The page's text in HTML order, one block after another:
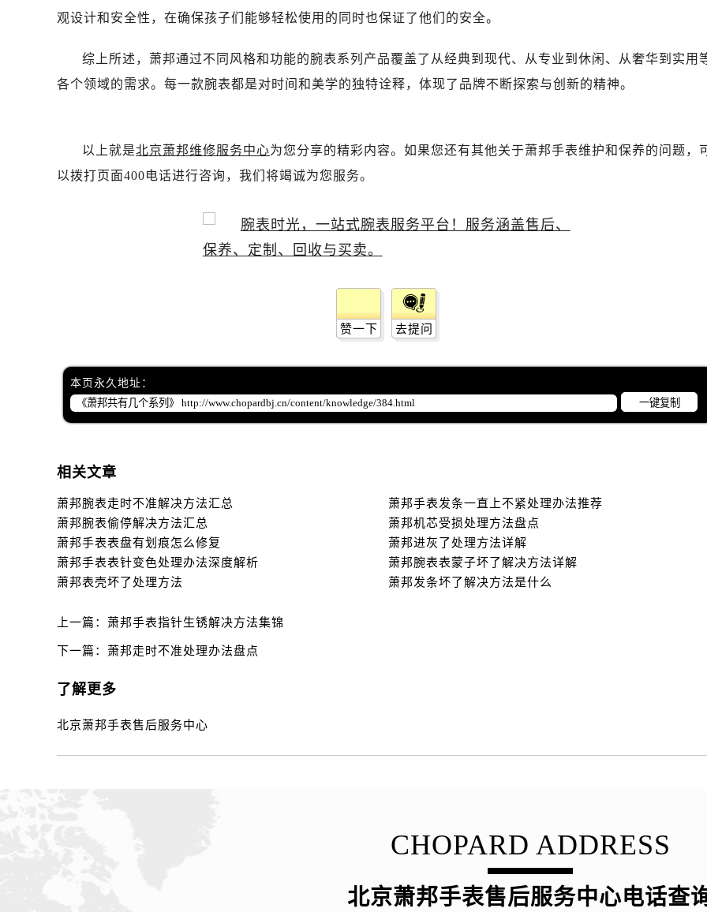
观设计和安全性，在确保孩子们能够轻松使用的同时也保证了他们的安全。
综上所述，萧邦通过不同风格和功能的腕表系列产品覆盖了从经典到现代、从专业到休闲、从奢华到实用
各个领域的需求。每一款腕表都是对时间和美学的独特诠释，体现了品牌不断探索与创新的精神。
以上就是北京萧邦维修服务中心为您分享的精彩内容。如果您还有其他关于萧邦手表维护和保养的问题，
以拨打页面400电话进行咨询，我们将竭诚为您服务。
赞一下 去提问
本页永久地址：
一键复制
相关文章
萧邦腕表走时不准解决方法汇总
萧邦手表发条一直上不紧处理办法推荐
萧邦腕表偷停解决方法汇总
萧邦机芯受损处理方法盘点
萧邦手表表盘有划痕怎么修复
萧邦进灰了处理方法详解
萧邦手表表针变色处理办法深度解析
萧邦腕表表蒙子坏了解决方法详解
萧邦表壳坏了处理方法
萧邦发条坏了解决方法是什么
上一篇： 萧邦手表指针生锈解决方法集锦
下一篇： 萧邦走时不准处理办法盘点
了解更多
北京萧邦手表售后服务中心
CHOPARD ADDRESS
北京萧邦手表售后服务中心电话查